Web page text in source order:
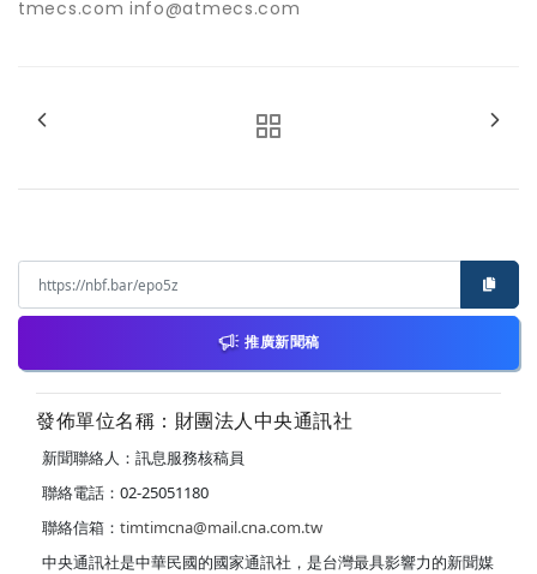
tmecs.com info@atmecs.com
推廣新聞稿
發佈單位名稱：財團法人中央通訊社
新聞聯絡人：訊息服務核稿員
聯絡電話：02-25051180
聯絡信箱： timtimcna@mail.cna.com.tw
中央通訊社是中華民國的國家通訊社，是台灣最具影響力的新聞媒